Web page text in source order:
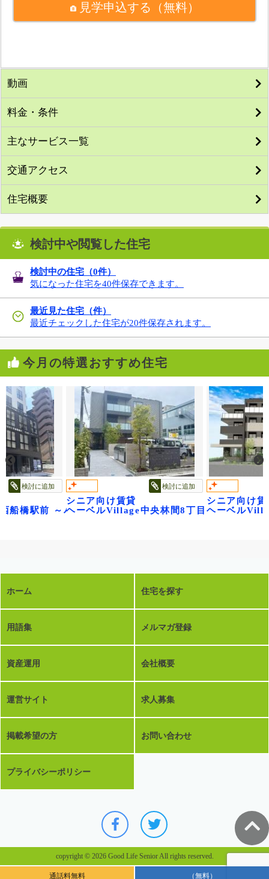
見学申込する （無料）
動画
料金・条件
主なサービス一覧
交通アクセス
住宅概要
検討中や閲覧した住宅
検討中の住宅（0件）
気になった住宅を40件保存できます。
最近見た住宅（件）
最近チェックした住宅が20件保存されます。
今月の特選おすすめ住宅
～
検討に追加
船橋駅前 ～パティオメープル～
検討に追加
シニア向け賃貸
ヘーベルVillage中央林間8丁目～ベル フル
シニア向け賃
ヘーベル
ホーム 住宅を探す
用語集 メルマガ登録
資産運用 会社概要
運営サイト 求人募集
掲載希望の方 お問い合わせ
プライバシーポリシー
copyright © 2026 Good Life Senior All rights reserved.
通話料無料 （無料）